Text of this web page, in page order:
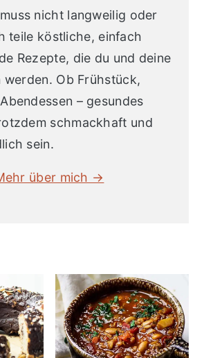
nicht langweilig oder
teile köstliche, einfach
Rezepte, die du und deine
werden. Ob Frühstück,
– gesundes
schmackhaft und
sein.
über mich →